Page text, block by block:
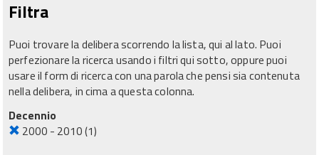
Filtra
Puoi trovare la delibera scorrendo la lista, qui al lato. Puoi
perfezionare la ricerca usando i filtri qui sotto, oppure puoi
usare il form di ricerca con una parola che pensi sia contenuta
nella delibera, in cima a questa colonna.
Decennio
2000 - 2010(1)